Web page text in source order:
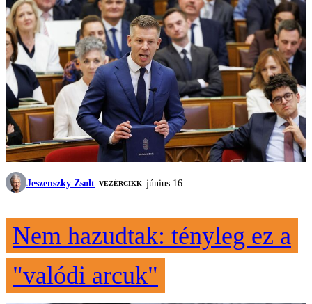
Jeszenszky Zsolt VEZÉRCIKK június 16.
Nem hazudtak: tényleg ez a
"valódi arcuk"